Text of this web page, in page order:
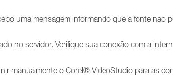
uma mensagem informando que a fonte não
no servidor. Verifique sua conexão com a
manualmente o Corel® VideoStudio para as